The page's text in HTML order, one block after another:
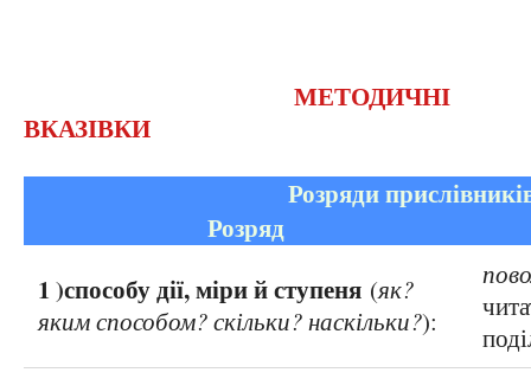
МЕТОДИЧНІ
ВКАЗІВКИ
Розряди
Розряд
1 )способу дії, міри й ступеня(як?
яким способом? скільки? наскільки?):